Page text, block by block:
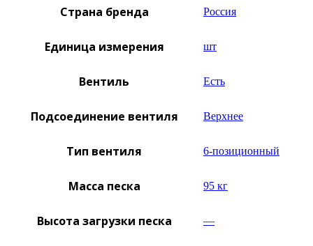
Страна бренда Россия
Единица измерения шт
Вентиль Есть
Подсоединение вентиля Верхнее
Тип вентиля 6-позиционный
Масса песка 95 кг
Высота загрузки песка —